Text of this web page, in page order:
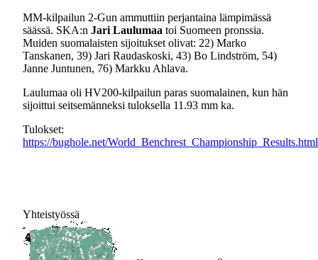
MM-kilpailun 2-Gun ammuttiin perjantaina lämpimässä
säässä. SKA:n Jari Laulumaa toi Suomeen pronssia.
Muiden suomalaisten sijoitukset olivat: 22) Marko
Tanskanen, 39) Jari Raudaskoski, 43) Bo Lindström, 54)
Janne Juntunen, 76) Markku Ahlava.
Laulumaa oli HV200-kilpailun paras suomalainen, kun hän
sijoittui seitsemänneksi tuloksella 11.93 mm ka.
Tulokset:
https://bughole.net/World_Benchrest_Championship_Results.html
Yhteistyössä